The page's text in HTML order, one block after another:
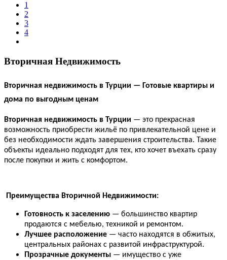
1
2
3
4
Вторичная Недвижимость
Вторичная недвижимость в Турции — Готовые квартиры и
дома по выгодным ценам
Вторичная недвижимость в Турции — это прекрасная
возможность приобрести жильё по привлекательной цене и
без необходимости ждать завершения строительства. Такие
объекты идеально подходят для тех, кто хочет въехать сразу
после покупки и жить с комфортом.
Преимущества Вторичной Недвижимости:
Готовность к заселению — большинство квартир
продаются с мебелью, техникой и ремонтом.
Лучшее расположение — часто находятся в обжитых,
центральных районах с развитой инфраструктурой.
Прозрачные документы — имущество с уже